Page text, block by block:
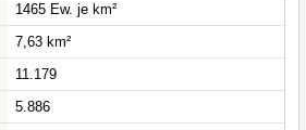
1465 Ew. je km²
7,63 km²
11.179
5.886